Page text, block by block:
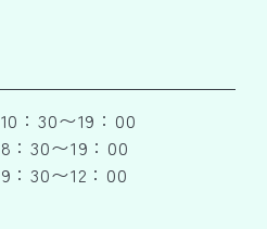
10：30〜19：00
8：30〜19：00
9：30〜12：00